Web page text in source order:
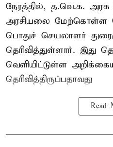
நேரத்தில், த.வெ.க.
அரசியலை மேற்கொள்ள
பொதுச் செயலாளர்
தெரிவித்துள்ளார். இது
வெளியிட்டுள்ள
தெரிவித்திருப்பதாவது
Read